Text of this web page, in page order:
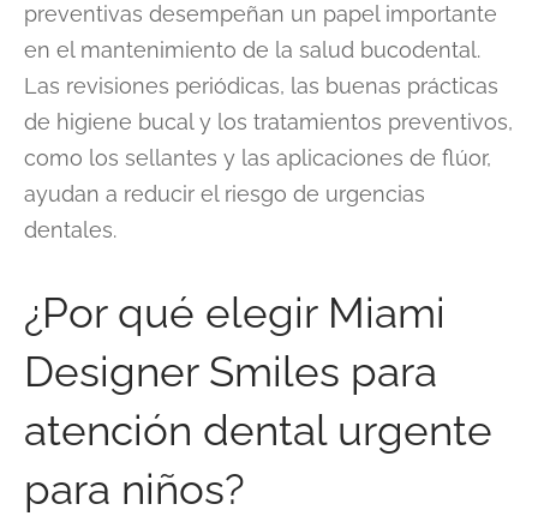
preventivas desempeñan un papel importante
en el mantenimiento de la salud bucodental.
Las revisiones periódicas, las buenas prácticas
de higiene bucal y los tratamientos preventivos,
como los sellantes y las aplicaciones de flúor,
ayudan a reducir el riesgo de urgencias
dentales.
¿Por qué elegir Miami
Designer Smiles para
atención dental urgente
para niños?